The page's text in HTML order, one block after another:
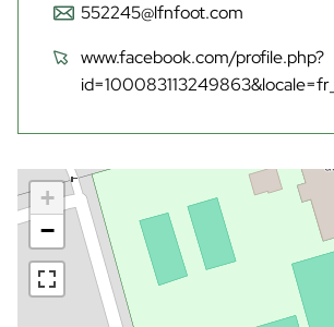
552245@lfnfoot.com
www.facebook.com/profile.php?
+
−